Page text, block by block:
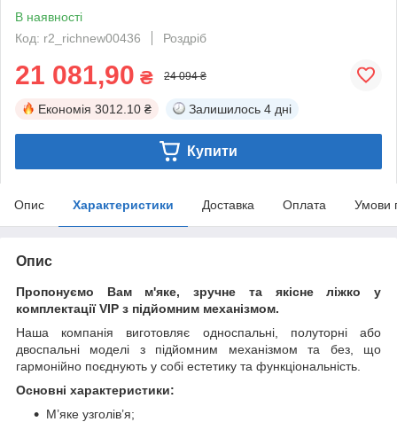
В наявності
Код: r2_richnew00436
Роздріб
21 081,90 ₴ 24 094 ₴
Економія 3012.10 ₴ Залишилось 4 дні
Купити
Опис Характеристики Доставка Оплата Умови
Опис
Пропонуємо Вам м'яке, зручне та якiсне ліжко у
комплектації VIP з підйомним механізмом.
Наша компанія виготовляє односпальні, полуторні або
двоспальні моделі з підйомним механізмом та без, що
гармонійно поєднують у собі естетику та функціональність.
Основні характеристики:
М’яке узголів’я;